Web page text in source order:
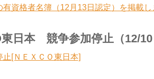
有資格者名簿（12月13日認定）を掲載
日本 競争参加停止（12/10
[ＮＥＸＣＯ東日本]